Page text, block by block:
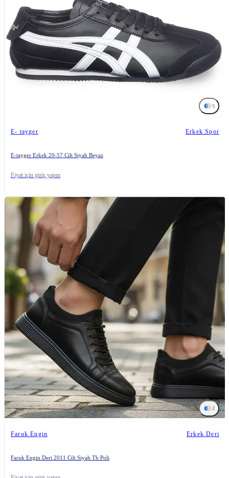
5
E- tayger Erkek Spor
E-tayger Erkek 20-57 Cilt Siyah Beyaz
Fiyat için giriş yapın
2
Faruk Engin Erkek Deri
Faruk Engin Deri 2011 Cilt Siyah Tb Poli